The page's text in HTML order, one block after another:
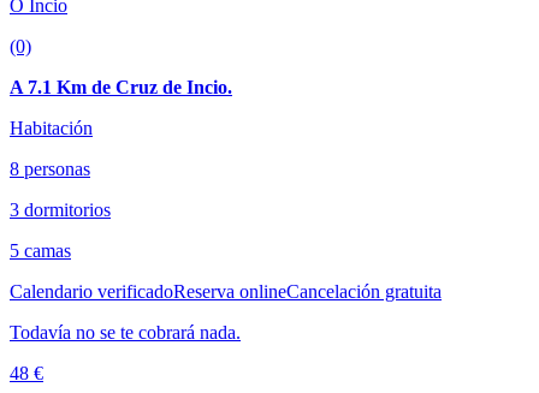
O Incio
(0)
A 7.1 Km de Cruz de Incio.
Habitación
8 personas
3 dormitorios
5 camas
Calendario verificadoReserva onlineCancelación gratuita
Todavía no se te cobrará nada.
48 €